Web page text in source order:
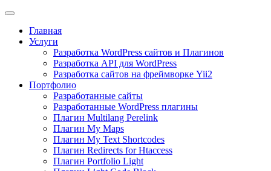
Главная
Услуги
Разработка WordPress сайтов и Плагинов
Разработка API для WordPress
Разработка сайтов на фреймворке Yii2
Портфолио
Разработанные сайты
Разработанные WordPress плагины
Плагин Multilang Perelink
Плагин My Maps
Плагин My Text Shortcodes
Плагин Redirects for Htaccess
Плагин Portfolio Light